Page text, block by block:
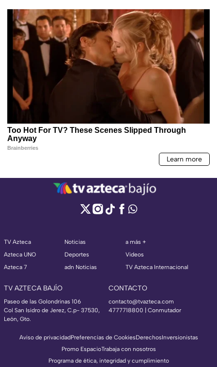
TV Azteca
Azteca UNO
Azteca 7
Noticias
Deportes
adn Noticias
a más +
Videos
TV Azteca Internacional
TV AZTECA BAJÍO
Paseo de las Golondrinas 106
Col San Isidro de Jerez, C.p- 37530,
León, Gto.
CONTACTO
contacto@tvazteca.com
4777718800 | Conmutador
Aviso de privacidadPreferencias de CookiesDerechosInversionistas
Promo EspacioTrabaja con nosotros
Programa de ética, integridad y cumplimiento